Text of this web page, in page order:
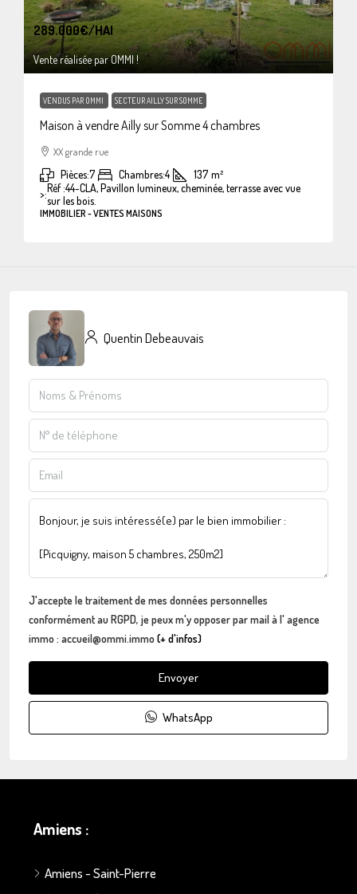
289.000€/HAI
Vente réalisée par OMMI !
VENDUS PAR OMMI SECTEUR AILLY SUR SOMME
Maison à vendre Ailly sur Somme 4 chambres
XX grande rue
Pièces:7 Chambres:4 137 m²
>:Réf :44-CLA, Pavillon lumineux, cheminée, terrasse avec vue
sur les bois.
IMMOBILIER - VENTES MAISONS
Quentin Debeauvais
J'accepte le traitement de mes données personnelles
conformément au RGPD, je peux m'y opposer par mail à l' agence
immo : accueil@ommi.immo(+ d'infos)
Envoyer
WhatsApp
Amiens :
Amiens - Saint-Pierre